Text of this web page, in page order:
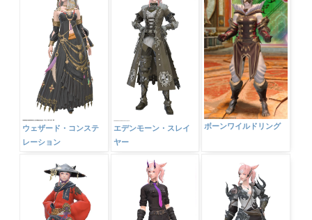
ウェザード・コンステ
レーション
エデンモーン・スレイ
ヤー
ボーンワイルドリング